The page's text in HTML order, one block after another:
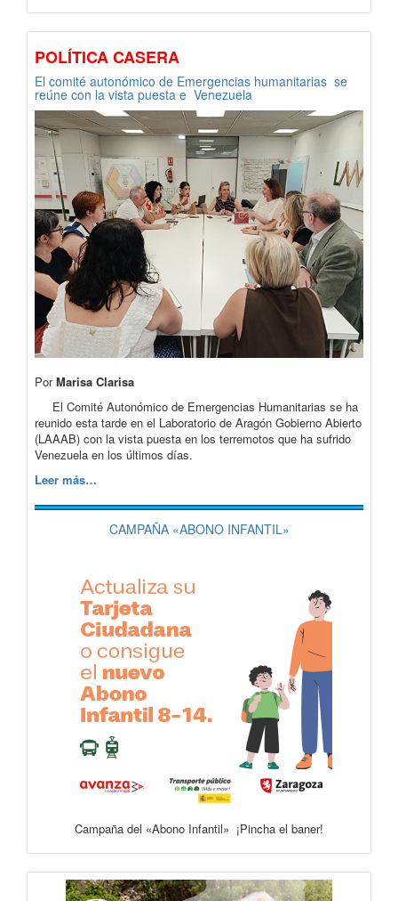
POLÍTICA CASERA
El comité autonómico de Emergencias humanitarias se
reúne con la vista puesta e Venezuela
PorMarisa Clarisa
El Comité Autonómico de Emergencias Humanitarias se ha
reunido esta tarde en el Laboratorio de Aragón Gobierno Abierto
(LAAAB) con la vista puesta en los terremotos que ha sufrido
Venezuela en los últimos días.
Leer más…
CAMPAÑA «ABONO INFANTIL»
Campaña del «Abono Infantil» ¡Pincha el baner!